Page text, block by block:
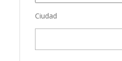
Ciudad